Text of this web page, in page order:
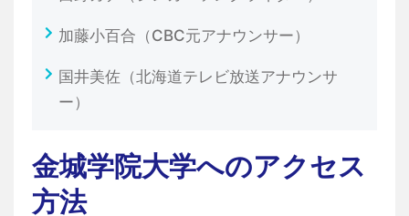
加藤小百合（CBC元アナウンサー）
国井美佐（北海道テレビ放送アナウンサ
ー）
金城学院大学へのアクセス
方法